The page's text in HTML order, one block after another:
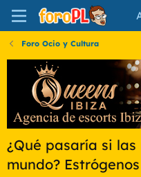
Foro Ocio y Cultura
¿Qué pasaría si
mundo?